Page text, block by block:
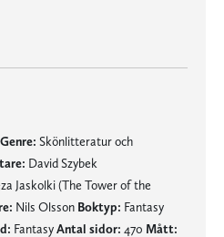
Genre: Skönlitteratur och
David Szybek
Jaskolki (The Tower of the
Nils Olsson Boktyp: Fantasy
FantasyAntal sidor: 470 Mått: